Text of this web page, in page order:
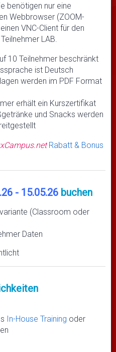
benötigen nur eine
Webbrowser (ZOOM-
VNC-Client für den
LAB.
10 Teilnehmer beschränkt
ist Deutsch
werden im PDF Format
erhält ein Kurszertifikat
und Snacks werden
Rabatt & Bonus
- 15.05.26 buchen
(Classroom oder
Daten
In-House Training oder